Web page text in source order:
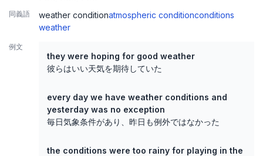
同義語 weather conditionatmospheric conditionconditions
weather
例文
they were hoping for good weather
彼らはいい天気を期待していた
every day we have weather conditions and
yesterday was no exception
毎日気象条件があり、昨日も例外ではなかった
the conditions were too rainy for playing in the